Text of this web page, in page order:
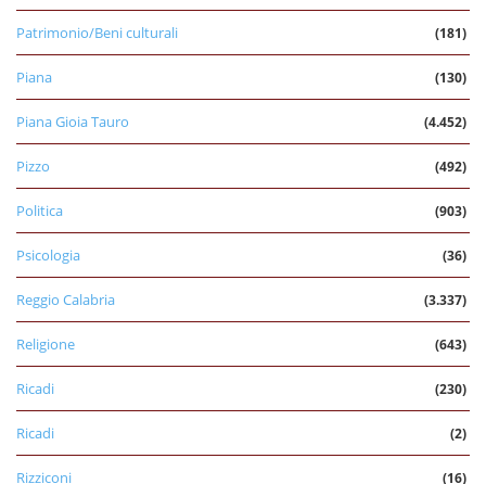
Patrimonio/Beni culturali (181)
Piana (130)
Piana Gioia Tauro (4.452)
Pizzo (492)
Politica (903)
Psicologia (36)
Reggio Calabria (3.337)
Religione (643)
Ricadi (230)
Ricadi (2)
Rizziconi (16)